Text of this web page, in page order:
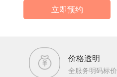
立即预约
价格透明
全服务明码标价